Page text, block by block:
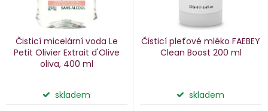
Čisticí micelární voda Le
Petit Olivier Extrait d'Olive
oliva, 400 ml
skladem
Čisticí pleťové mléko FAEBEY
Clean Boost 200 ml
skladem